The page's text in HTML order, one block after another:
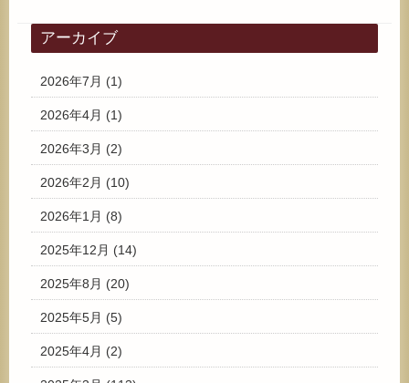
アーカイブ
2026年7月 (1)
2026年4月 (1)
2026年3月 (2)
2026年2月 (10)
2026年1月 (8)
2025年12月 (14)
2025年8月 (20)
2025年5月 (5)
2025年4月 (2)